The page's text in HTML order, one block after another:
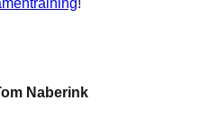
Naberink